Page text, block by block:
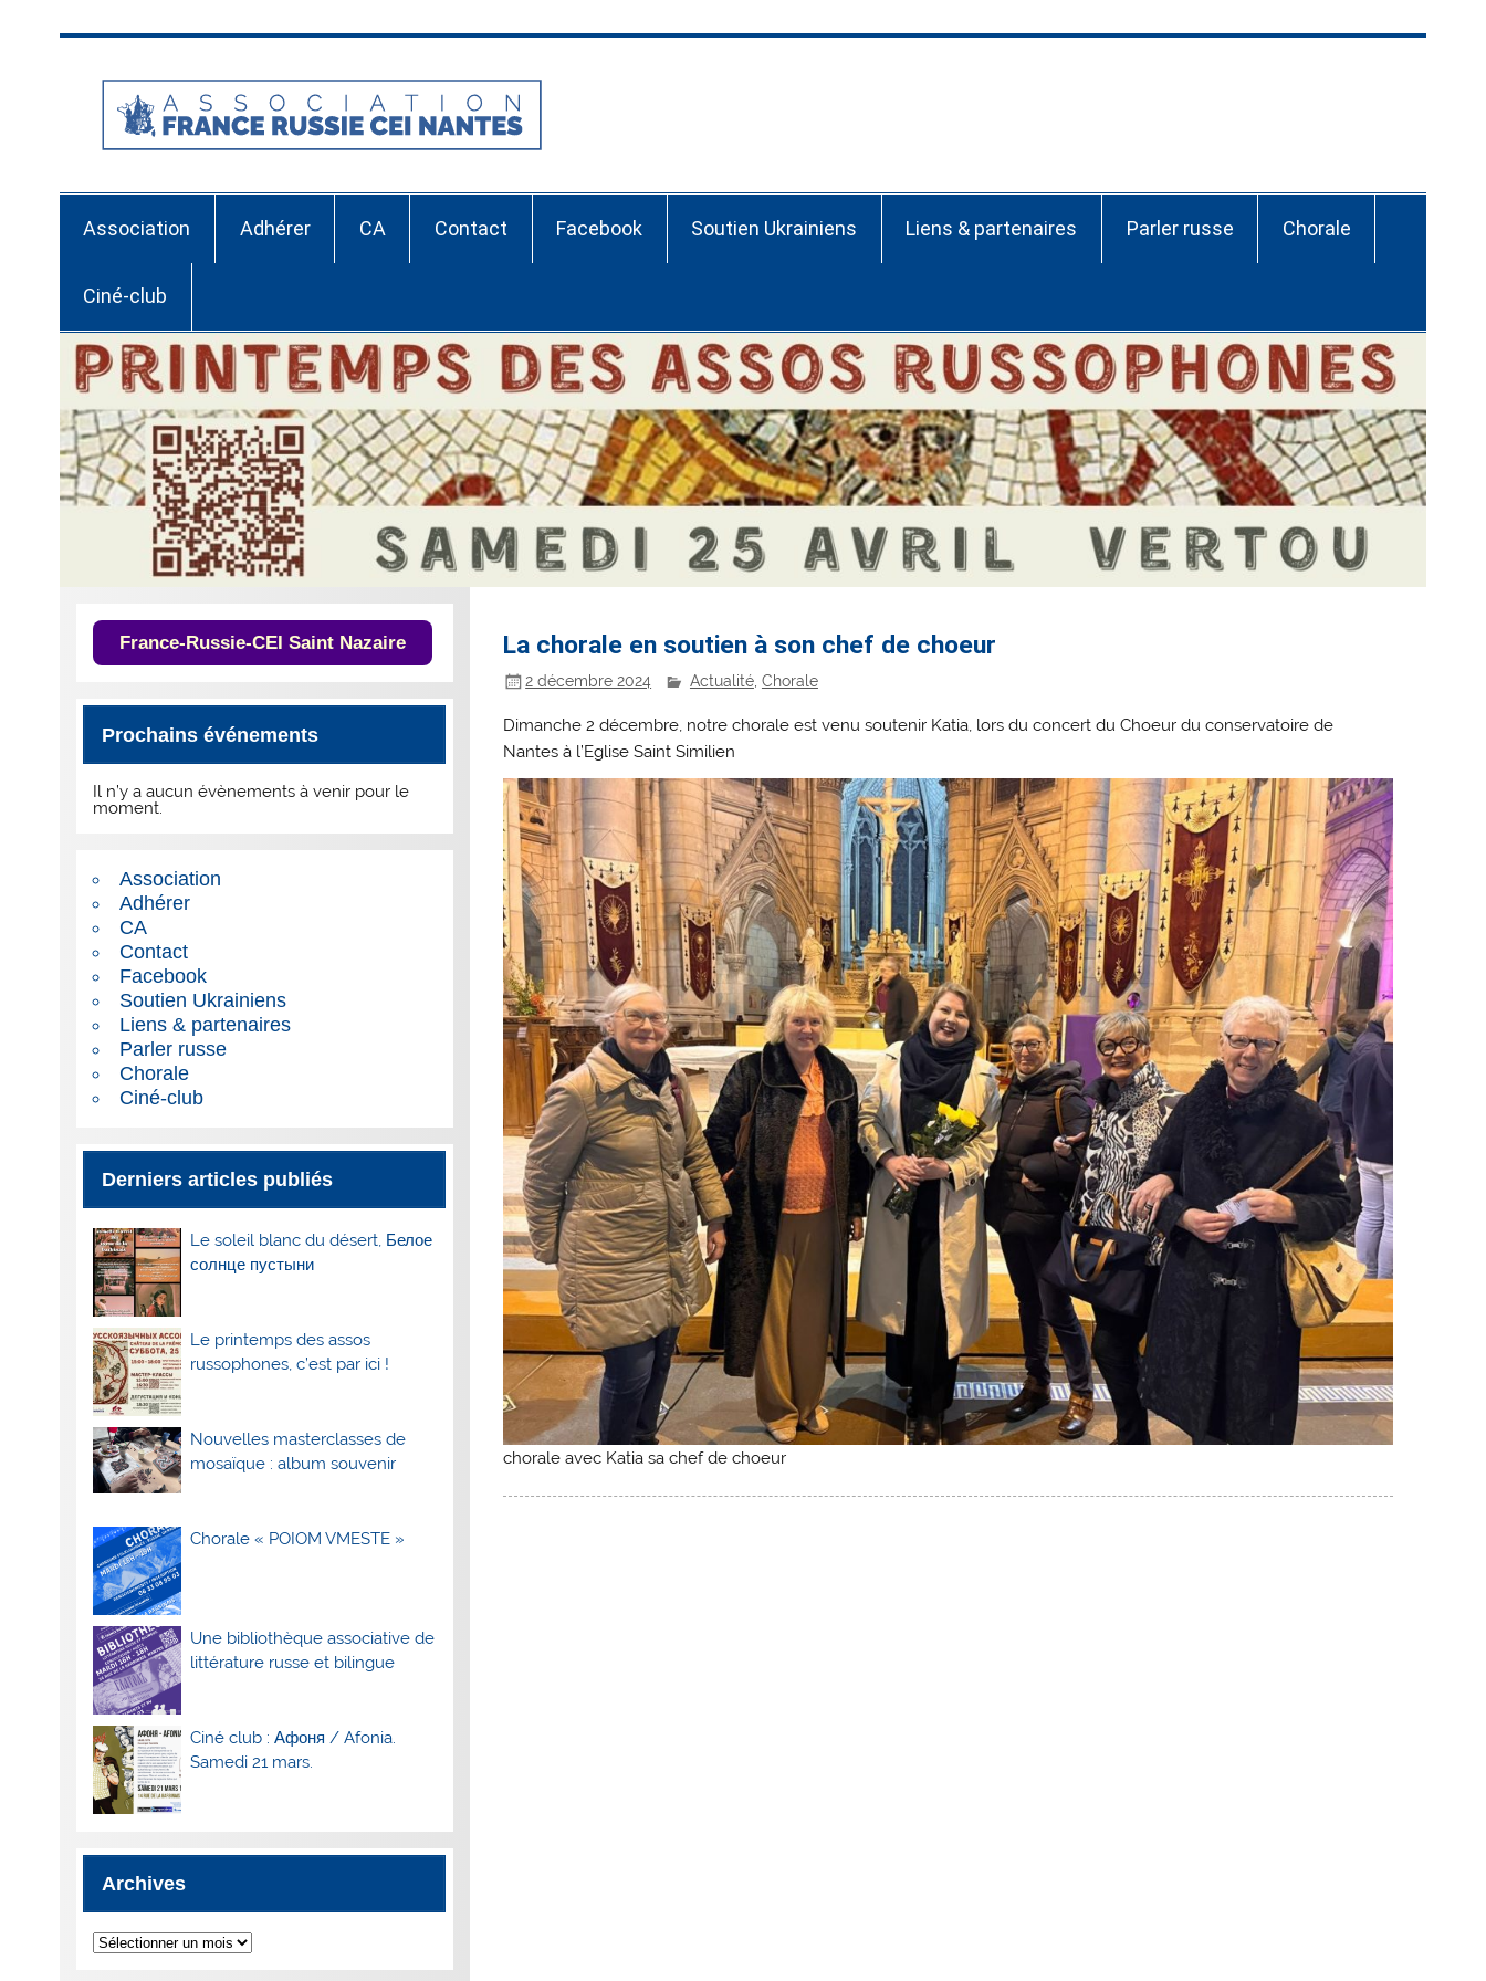
Association Adhérer CA Contact Facebook Soutien Ukrainiens Liens & partenaires Parler russe Chorale
Ciné-club
La chorale en soutien à son chef de choeur
2 décembre 2024 Actualité, Chorale
Dimanche 2 décembre, notre chorale est venu soutenir Katia, lors du concert du Choeur du conservatoire de
Nantes à l’Eglise Saint Similien
chorale avec Katia sa chef de choeur
France-Russie-CEI Saint Nazaire
Prochains événements
Il n’y a aucun évènements à venir pour le
moment.
Association
Adhérer
CA
Contact
Facebook
Soutien Ukrainiens
Liens & partenaires
Parler russe
Chorale
Ciné-club
Derniers articles publiés
Le soleil blanc du désert, Белое
солнце пустыни
Le printemps des assos
russophones, c’est par ici !
Nouvelles masterclasses de
mosaïque : album souvenir
Chorale « POIOM VMESTE »
Une bibliothèque associative de
littérature russe et bilingue
Ciné club : Афоня / Afonia.
Samedi 21 mars.
Archives
Archives